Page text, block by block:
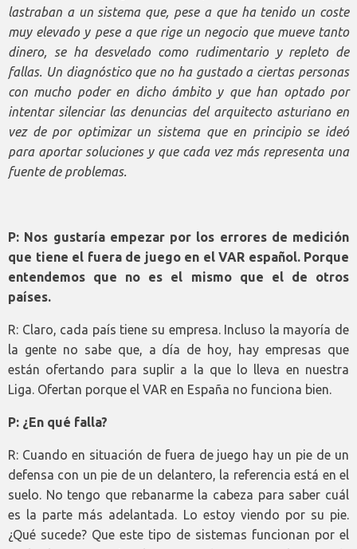
lastraban a un sistema que, pese a que ha tenido un coste
muy elevado y pese a que rige un negocio que mueve tanto
dinero, se ha desvelado como rudimentario y repleto de
fallas. Un diagnóstico que no ha gustado a ciertas personas
con mucho poder en dicho ámbito y que han optado por
intentar silenciar las denuncias del arquitecto asturiano en
vez de por optimizar un sistema que en principio se ideó
para aportar soluciones y que cada vez más representa una
fuente de problemas.
P: Nos gustaría empezar por los errores de medición
que tiene el fuera de juego en el VAR español. Porque
entendemos que no es el mismo que el de otros
países.
R: Claro, cada país tiene su empresa. Incluso la mayoría de
la gente no sabe que, a día de hoy, hay empresas que
están ofertando para suplir a la que lo lleva en nuestra
Liga. Ofertan porque el VAR en España no funciona bien.
P: ¿En qué falla?
R: Cuando en situación de fuera de juego hay un pie de un
defensa con un pie de un delantero, la referencia está en el
suelo. No tengo que rebanarme la cabeza para saber cuál
es la parte más adelantada. Lo estoy viendo por su pie.
¿Qué sucede? Que este tipo de sistemas funcionan por el